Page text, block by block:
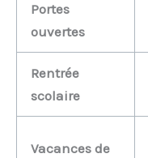
Portes
ouvertes
Rentrée
scolaire
Vacances de